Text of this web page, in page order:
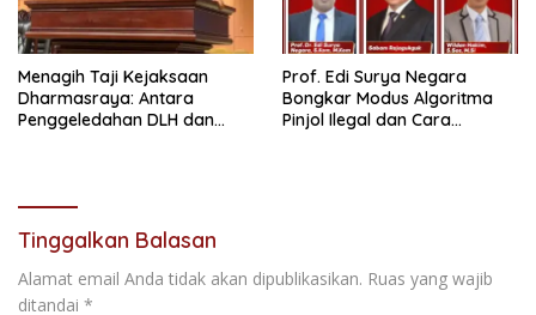
Menagih Taji Kejaksaan
Dharmasraya: Antara
Penggeledahan DLH dan
Prof. Edi Surya Negara
Bongkar Modus Algoritma
Pinjol Ilegal dan Cara
Tinggalkan Balasan
Alamat email Anda tidak akan dipublikasikan. Ruas yang wajib
ditandai *